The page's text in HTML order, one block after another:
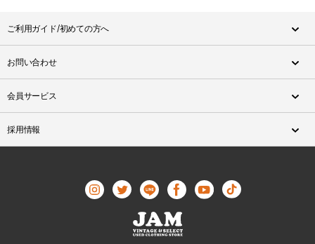
ご利用ガイド/初めての方へ
お問い合わせ
会員サービス
採用情報